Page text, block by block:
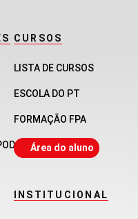
CURSOS
LISTA DE CURSOS
ESCOLA DO PT
FORMAÇÃO FPA
Área do aluno
INSTITUCIONAL